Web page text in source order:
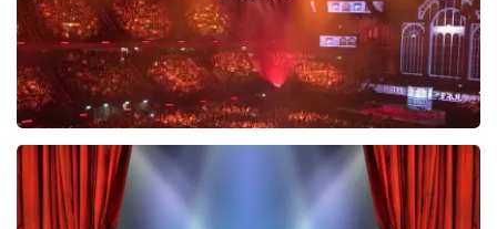
Vrienden Van Amstel Live
423 laatste 30 minuten